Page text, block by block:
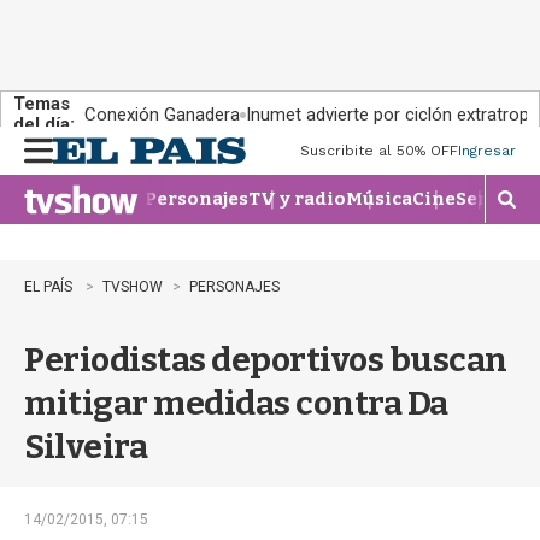
Temas
del día: Conexión Ganadera Inumet advierte por ciclón
n
u
Suscribite al 50% OFFIngresar
PersonajesTV y radioMúsicaCineSeries
M
o
b
EL PAÍS TVSHOW PERSONAJES
Periodistas deportivos buscan
mitigar medidas contra Da
Silveira
14/02/2015, 07:15